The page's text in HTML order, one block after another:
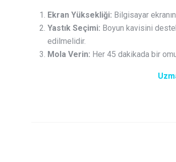
Ekran Yüksekliği: Bilgisayar
Yastık Seçimi: Boyun kavisini
edilmelidir.
Mola Verin: Her 45 dakikada bir